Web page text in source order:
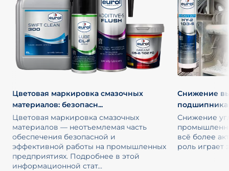
Цветовая маркировка смазочных
материалов: безопасн...
Цветовая маркировка смазочных
материалов — неотъемлемая часть
обеспечения безопасной и
эффективной работы на промышленных
предприятиях. Подробнее в этой
информационной стат...
Снижение
Снижение
всё более
роль играет